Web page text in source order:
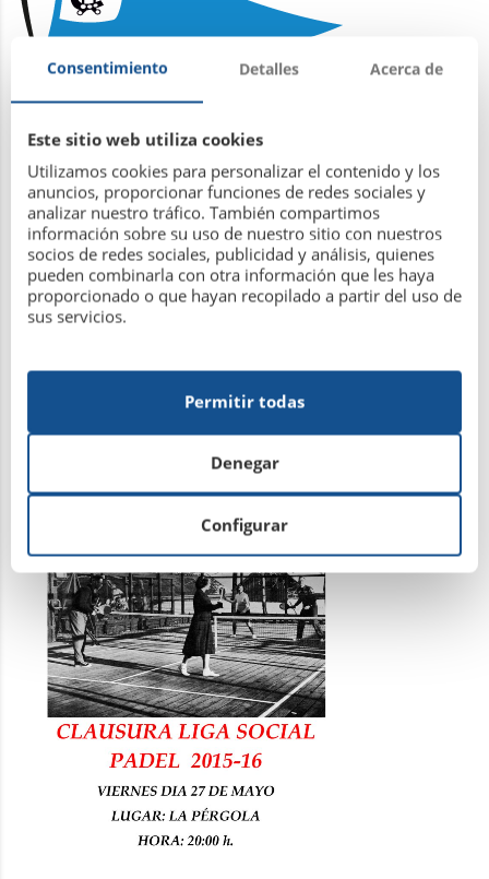
Leer más
CLAUSURA LIGA SOCIAL PADEL 2015-
Consentimiento Detalles Acerca de
Este sitio web utiliza cookies
Utilizamos cookies para personalizar el contenido y los
anuncios, proporcionar funciones de redes sociales y
analizar nuestro tráfico. También compartimos
información sobre su uso de nuestro sitio con nuestros
socios de redes sociales, publicidad y análisis, quienes
pueden combinarla con otra información que les haya
proporcionado o que hayan recopilado a partir del uso de
sus servicios.
Configurar
Denegar
Permitir todas